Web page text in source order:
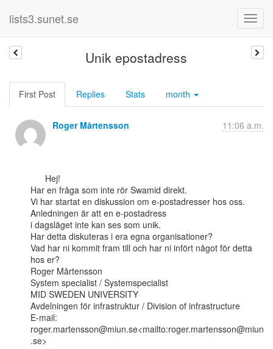
lists3.sunet.se
Unik epostadress
First Post Replies Stats month
Roger Mårtensson 11:06 a.m.
Har en fråga som inte rör Swamid direkt.
Vi har startat en diskussion om e-postadresser hos oss.
Anledningen är att en e-postadress
i dagsläget inte kan ses som unik.
Har detta diskuteras i era egna organisationer?
Vad har ni kommit fram till och har ni infört något för detta
hos er?
Roger Mårtensson
System specialist / Systemspecialist
MID SWEDEN UNIVERSITY
Avdelningen för infrastruktur / Division of infrastructure
E-mail:
roger.martensson@miun.se<mailto:roger.martensson@miun
.se>